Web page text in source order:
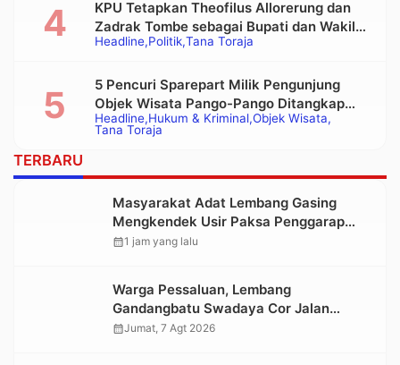
Headline Politik Tana Toraja
KPU Tetapkan Theofilus Allorerung dan
Zadrak Tombe sebagai Bupati dan Wakil
Bupati Tana Toraja Terpilih
Headline Hukum & Kriminal Objek Wisata
Tana Toraja
5 Pencuri Sparepart Milik Pengunjung
Objek Wisata Pango-Pango Ditangkap
Polisi
TERBARU
Masyarakat Adat Lembang Gasing
Mengkendek Usir Paksa Penggarap
yang Rusak Kawasan Hutan
calendar_month1 jam yang lalu
Warga Pessaluan, Lembang
Gandangbatu Swadaya Cor Jalan
Kabupaten
calendar_monthJumat, 7 Agt 2026